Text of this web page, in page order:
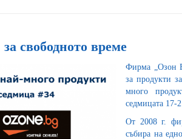
свободното време
Фирма „Озон
за продукти
много
седмицата 17-
От 2008 г.
събира на